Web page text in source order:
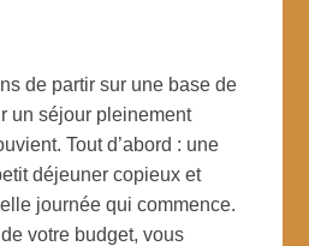
de partir sur une base de
un séjour pleinement
Tout d’abord : une
déjeuner copieux et
journée qui commence.
votre budget, vous